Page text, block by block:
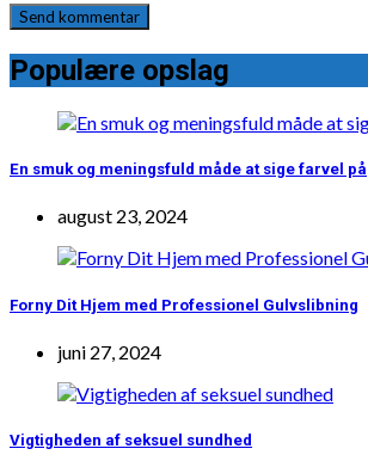
Populære opslag
En smuk og meningsfuld måde at sige farvel på
august 23, 2024
Forny Dit Hjem med Professionel Gulvslibning
juni 27, 2024
Vigtigheden af seksuel sundhed